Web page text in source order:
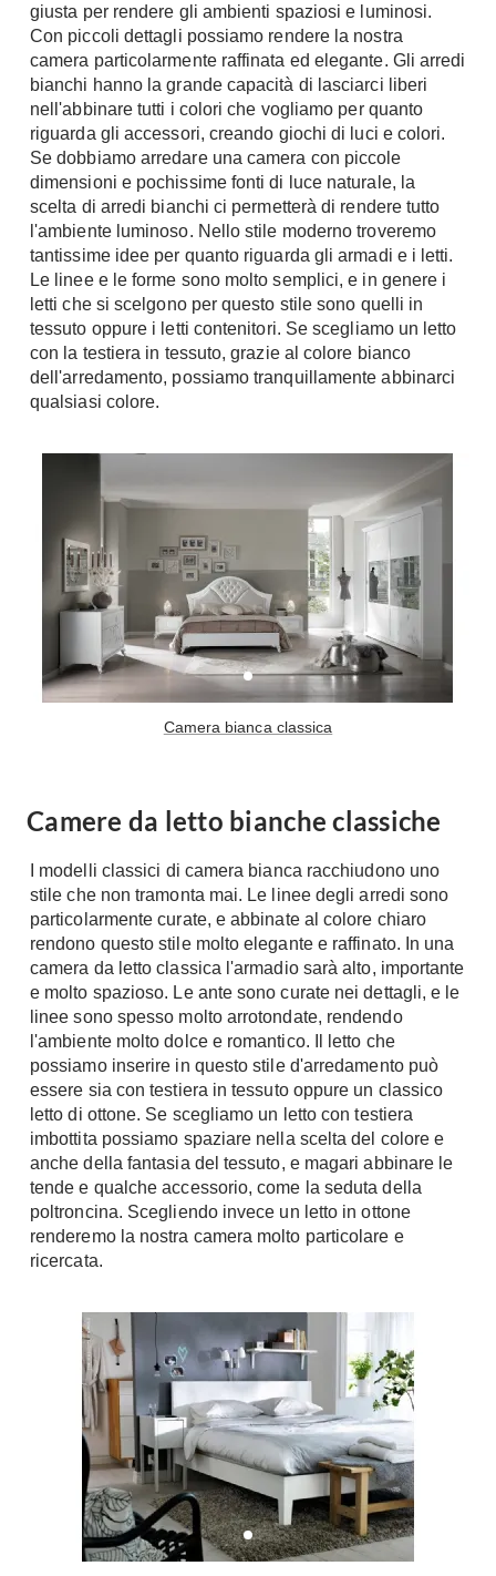
Pareti Attrezzate
Porta Tv
Contatti
Divani
Divani moderni
Divani classici
Poltrone
Poltroncine
Divanoletto
Chaise Longue
Divani Angolo
Tavoli
Tavolini
Tappeti
Oggettistica
Complementi arredo
Comodino
Lenzuola
Piumini
Letti Contenitore
Letti a Scomparsa
Armadi
Armadio ante Battenti
Armadi ante
Scorrevoli
Cabine Armadio
Armadi su misura
Armadi Angolo
I consigli sugli armadi
Camerette
Camerette Ragazzi
Camerette Bambini
Letti a Castello
Per Neonati
Lettini
Materassi
Lattice
Chiller
Pompe di calore
Ecologia
Geotermia
Case in Legno
Case Prefabbricate
Fotovoltaico
Riciclo
Energie Rinnovabili
Bioedilizia
Teleriscaldamento
Pulizia
Detergenti
Stiro
Aspirapolvere
Lavapavimenti
Progetti
Ristrutturazione
Progetto
Impianti
Hi-Fi
Televisori
Hi-Fi
Home-Theatre
Console
Porte
Blindate
Porte Interne
Porte Scorrevoli
Portoni
Maniglie
Finestre Alluminio
Finestre Legno
Persiane
Scale
A Chiocciola
Scale Interni
giusta per rendere gli ambienti spaziosi e luminosi.
Con piccoli dettagli possiamo rendere la nostra
camera particolarmente raffinata ed elegante. Gli arredi
bianchi hanno la grande capacità di lasciarci liberi
nell'abbinare tutti i colori che vogliamo per quanto
riguarda gli accessori, creando giochi di luci e colori.
Se dobbiamo arredare una camera con piccole
dimensioni e pochissime fonti di luce naturale, la
scelta di arredi bianchi ci permetterà di rendere tutto
l'ambiente luminoso. Nello stile moderno troveremo
tantissime idee per quanto riguarda gli armadi e i letti.
Le linee e le forme sono molto semplici, e in genere i
letti che si scelgono per questo stile sono quelli in
tessuto oppure i letti contenitori. Se scegliamo un letto
con la testiera in tessuto, grazie al colore bianco
dell'arredamento, possiamo tranquillamente abbinarci
qualsiasi colore.
Camera bianca classica
Camere da letto bianche classiche
I modelli classici di camera bianca racchiudono uno
stile che non tramonta mai. Le linee degli arredi sono
particolarmente curate, e abbinate al colore chiaro
rendono questo stile molto elegante e raffinato. In una
camera da letto classica l'armadio sarà alto, importante
e molto spazioso. Le ante sono curate nei dettagli, e le
linee sono spesso molto arrotondate, rendendo
l'ambiente molto dolce e romantico. Il letto che
possiamo inserire in questo stile d'arredamento può
essere sia con testiera in tessuto oppure un classico
letto di ottone. Se scegliamo un letto con testiera
imbottita possiamo spaziare nella scelta del colore e
anche della fantasia del tessuto, e magari abbinare le
tende e qualche accessorio, come la seduta della
poltroncina. Scegliendo invece un letto in ottone
renderemo la nostra camera molto particolare e
ricercata.